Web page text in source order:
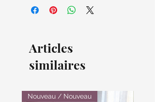
Articles
similaires
Nouveau / Nouveau